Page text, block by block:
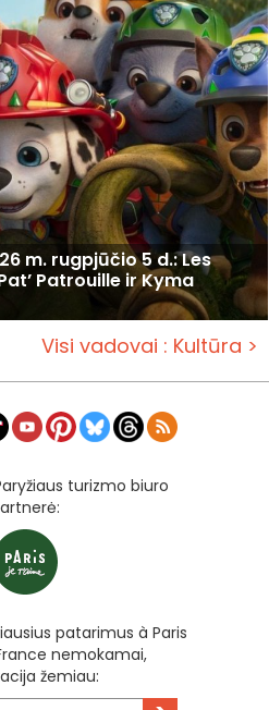
m. rugpjūčio 5 d.: Les
Patrouille ir Kyma
Visi vadovai : Kultūra >
turizmo biuro
patarimus à Paris
nemokamai,
žemiau: